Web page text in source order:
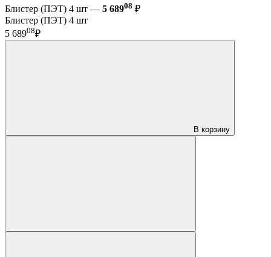
Блистер (ПЭТ) 4 шт — 5 68908 ₽
Блистер (ПЭТ) 4 шт
5 68908₽
В корзину